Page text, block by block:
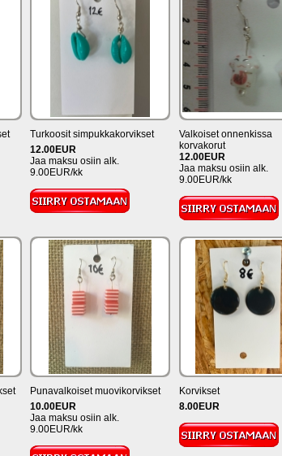
Turkoosit simpukkakorvikset
12.00EUR
Jaa maksu osiin alk.
9.00EUR/kk
Valkoiset onnenkissa
korvakorut
12.00EUR
Jaa maksu osiin alk.
9.00EUR/kk
Punavalkoiset muovikorvikset
10.00EUR
Jaa maksu osiin alk.
9.00EUR/kk
Korvikset
8.00EUR